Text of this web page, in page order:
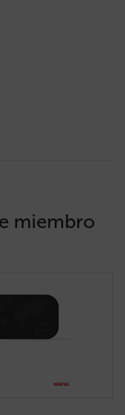
miembro